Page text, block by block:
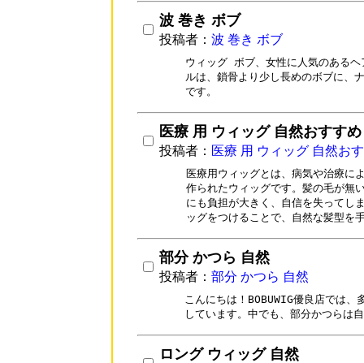
波 巻き ボブ
投稿者： 波 巻き ボブ
ウィッグ ボブ、女性に人気のある
ルは、鎖骨より少し長めのボブに、
です。
医療 用 ウィッグ 自然おすすめ
投稿者： 医療 用 ウィッグ 自然お
医療用ウィッグとは、病気や治療に
作られたウィッグです。髪の毛が無
にも負担が大きく、自信を失ってし
ッグをつけることで、自然な髪型を
部分 かつら 自然
投稿者： 部分 かつら 自然
こんにちは！BOBUWIG優良店では
しています。中でも、部分かつらは
ロング ウィッグ 自然